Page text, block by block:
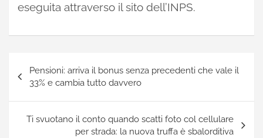
eseguita attraverso il sito dell’INPS.
Navigazione
articoli
Pensioni: arriva il bonus senza precedenti che vale il
33% e cambia tutto davvero
Ti svuotano il conto quando scatti foto col cellulare
per strada: la nuova truffa è sbalorditiva